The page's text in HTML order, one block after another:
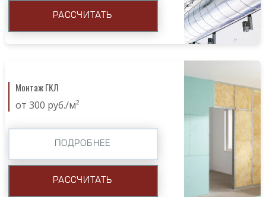
РАССЧИТАТЬ
Монтаж ГКЛ
от 300 руб./м²
ПОДРОБНЕЕ
РАССЧИТАТЬ